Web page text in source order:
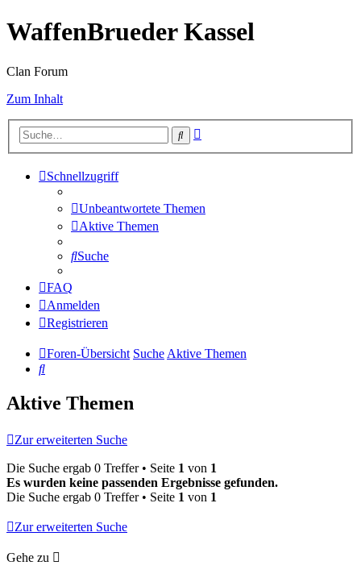
WaffenBrueder Kassel
Clan Forum
Zum Inhalt
Suche
Schnellzugriff
Unbeantwortete Themen
Aktive Themen
Suche
FAQ
Anmelden
Registrieren
Foren-Übersicht SucheAktive Themen
Suche
Aktive Themen
Zur erweiterten Suche
Die Suche ergab 0 Treffer • Seite 1 von 1
Es wurden keine passenden Ergebnisse gefunden.
Die Suche ergab 0 Treffer • Seite 1 von 1
Zur erweiterten Suche
Gehe zu